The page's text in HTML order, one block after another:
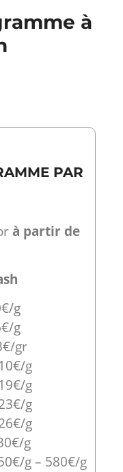
à
PAR
à partir de
g
g
gr
g
g
g
g
g
g – 580€/g